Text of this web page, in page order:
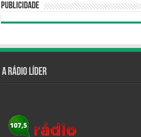
Publicidade
A Rádio Líder